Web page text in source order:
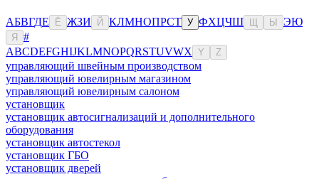
АБВГДЕ Ё ЖЗИ Й КЛМНОПРСТ У ФХЦЧШ Ы ЭЮ
Я
#
ABCDEFGHIJKLMNOPQRSTUVWX Y Z
управляющий швейным производством
управляющий ювелирным магазином
управляющий ювелирным салоном
установщик
установщик автосигнализаций и дополнительного
оборудования
установщик автостекол
установщик ГБО
установщик дверей